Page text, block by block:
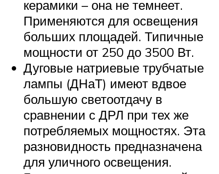
керамики – она не темнеет.
Применяются для освещения
больших площадей. Типичные
мощности от 250 до 3500 Вт.
Дуговые натриевые трубчатые
лампы (ДНаТ) имеют вдвое
большую светоотдачу в
сравнении с ДРЛ при тех же
потребляемых мощностях. Эта
разновидность предназначена
для уличного освещения.